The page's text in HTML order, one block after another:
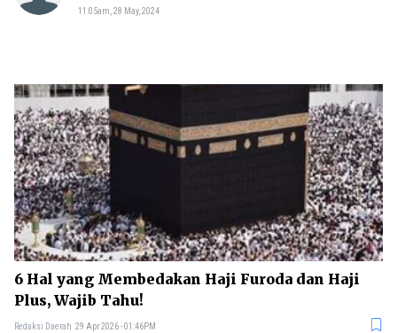
11:05am, 28 May, 2024
6 Hal yang Membedakan Haji Furoda dan Haji
Plus, Wajib Tahu!
Redaksi Daerah 29 Apr 2026 - 01:46PM